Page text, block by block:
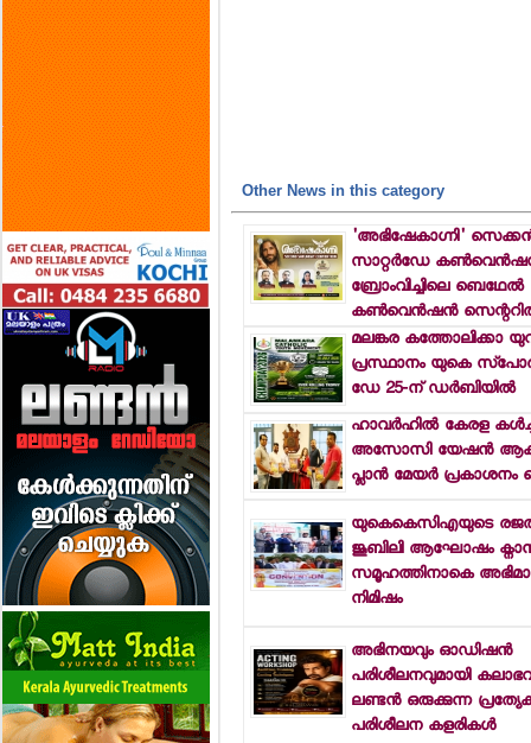
Other News in this category
'അഭിഷേകാഗ്നി'
സാറ്റര്‍ഡേ
ബ്രോംവിച്ചിലെ ബെഥേല്‍
കണ്‍വെന്‍ഷന്‍
മലങ്കര കത്തോലിക്കാ
പ്രസ്ഥാനം യുകെ
ഡേ 25-ന് ഡര്‍ബിയില്‍
ഹാവര്‍ഹില്‍ കേരള
അസോസി യേഷന്‍
പ്ലാന്‍ മേയര്‍ പ്രകാശനം
യുകെകെസിഎയുടെ
ജൂബിലി ആഘോഷം
സമൂഹത്തിനാകെ
നിമിഷം
അഭിനയവും ഓഡിഷന്‍
പരിശീലനവുമായി
ലണ്ടന്‍ ഒരുക്കുന്ന
പരിശീലന കളരികള്‍